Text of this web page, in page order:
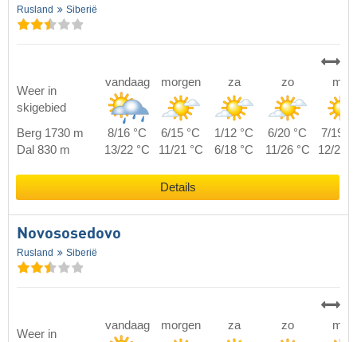
Rusland Siberië
Weer in
skigebied
vandaag morgen za zo ma
Berg 1730 m 8/16 °C 6/15 °C 1/12 °C 6/20 °C
7/19
Dal 830 m
13/22 °C 11/21 °C 6/18 °C 11/26 °C 12/25
Details
Novososedovo
Rusland Siberië
Weer in
vandaag morgen za zo ma